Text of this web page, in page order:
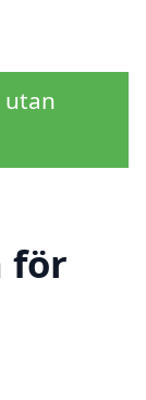
utan
för